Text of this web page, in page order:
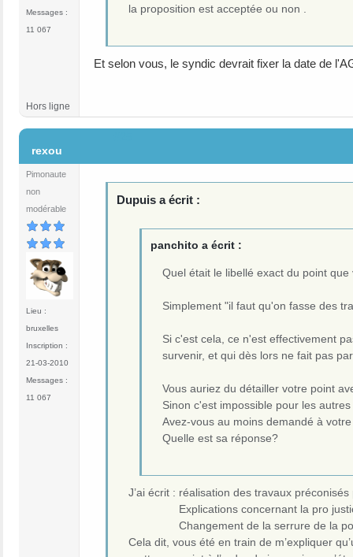
Messages :
11 067
la proposition est acceptée ou non .
Et selon vous, le syndic devrait fixer la date de
Hors ligne
rexou
Pimonaute
non
modérable
Lieu :
bruxelles
Inscription :
21-03-2010
Messages :
11 067
Dupuis a écrit :
panchito a écrit :
Quel était le libellé exact du point
Simplement "il faut qu'on fasse des
Si c'est cela, ce n'est effectivement
survenir, et qui dès lors ne fait pas
Vous auriez du détailler votre point
Sinon c'est impossible pour les
Avez-vous au moins demandé à
Quelle est sa réponse?
J’ai écrit : réalisation des travaux
Explications concernant la pro justicia
Changement de la serrure de la porte
Cela dit, vous été en train de m’expliquer